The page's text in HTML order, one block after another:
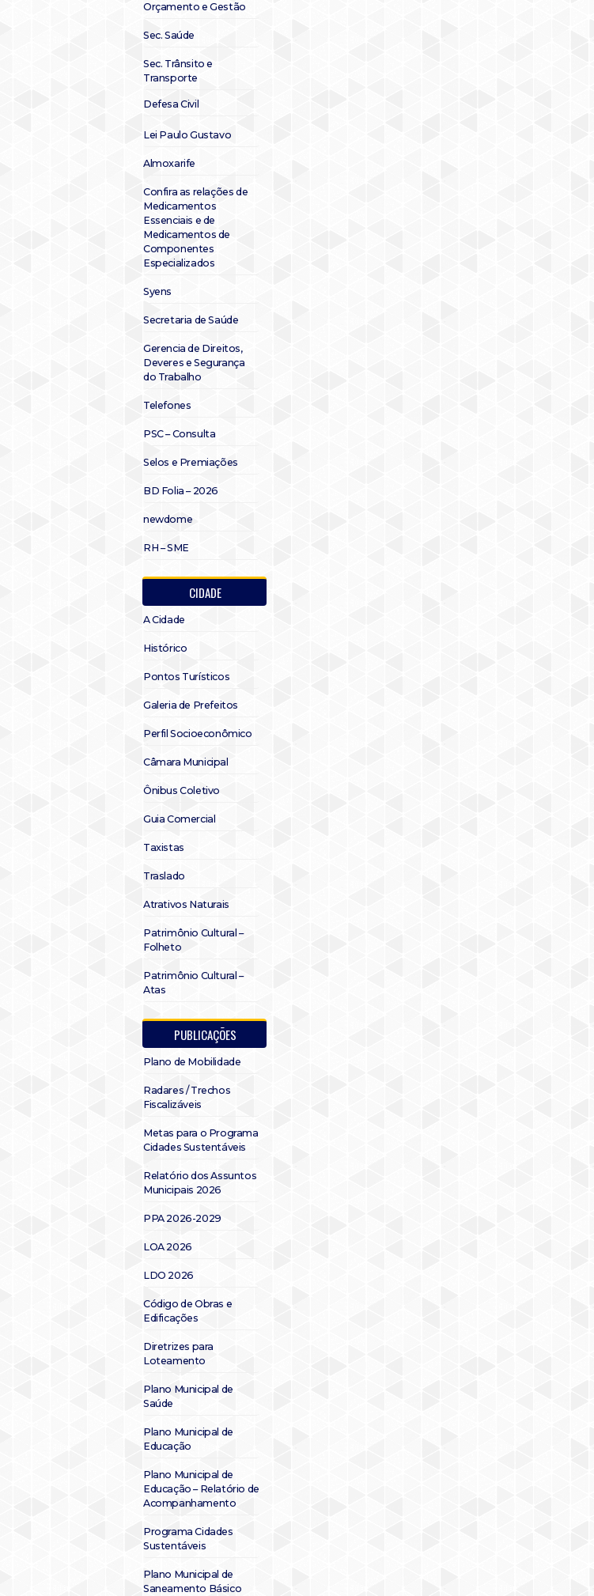
Orçamento e Gestão
Sec. Saúde
Sec. Trânsito e
Transporte
Defesa Civil
Lei Paulo Gustavo
Almoxarife
Confira as relações de
Medicamentos
Essenciais e de
Medicamentos de
Componentes
Especializados
Syens
Secretaria de Saúde
Gerencia de Direitos,
Deveres e Segurança
do Trabalho
Telefones
PSC – Consulta
Selos e Premiações
BD Folia – 2026
newdome
RH – SME
CIDADE
A Cidade
Histórico
Pontos Turísticos
Galeria de Prefeitos
Perfil Socioeconômico
Câmara Municipal
Ônibus Coletivo
Guia Comercial
Taxistas
Traslado
Atrativos Naturais
Patrimônio Cultural –
Folheto
Patrimônio Cultural –
Atas
PUBLICAÇÕES
Plano de Mobilidade
Radares / Trechos
Fiscalizáveis
Metas para o Programa
Cidades Sustentáveis
Relatório dos Assuntos
Municipais 2026
PPA 2026-2029
LOA 2026
LDO 2026
Código de Obras e
Edificações
Diretrizes para
Loteamento
Plano Municipal de
Saúde
Plano Municipal de
Educação
Plano Municipal de
Educação – Relatório de
Acompanhamento
Programa Cidades
Sustentáveis
Plano Municipal de
Saneamento Básico